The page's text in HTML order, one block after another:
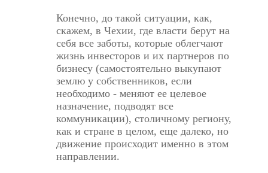
Конечно, до такой ситуации, как,
скажем, в Чехии, где власти берут на
себя все заботы, которые облегчают
жизнь инвесторов и их партнеров по
бизнесу (самостоятельно выкупают
землю у собственников, если
необходимо - меняют ее целевое
назначение, подводят все
коммуникации), столичному региону,
как и стране в целом, еще далеко, но
движение происходит именно в этом
направлении.